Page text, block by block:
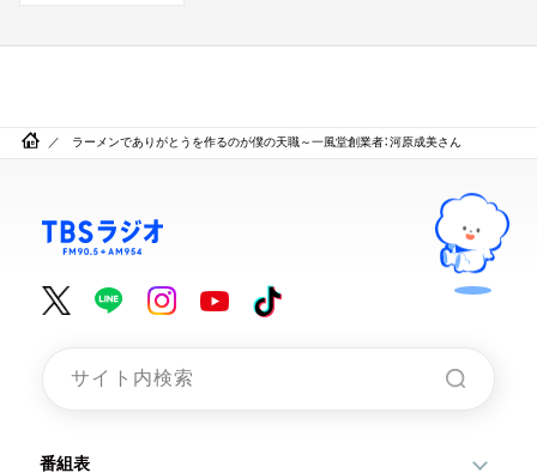
ラーメンでありがとうを作るのが僕の天職～一風堂創業者：河原成美さん
番組表